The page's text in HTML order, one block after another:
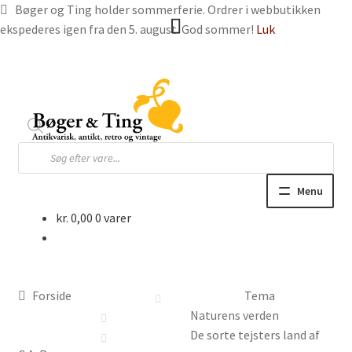
Bøger og Ting holder sommerferie. Ordrer i webbutikken
ekspederes igen fra den 5. august. God sommer! Luk
navigation
indhold
Products
search
Menu
kr. 0,00 0 varer
Forside
Tema
Naturens verden
De sorte tejsters land af